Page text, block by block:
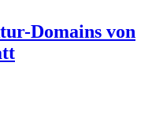
Domains von